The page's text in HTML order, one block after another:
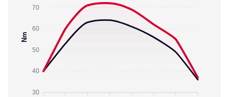
70
60
50
40
30
Nm